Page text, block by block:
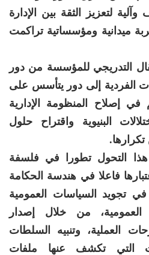
لتعزيز الثقة بين الإدارة
ميدانية ومؤسساتية تراكمت
التدريجي للمؤسسة من دور
الفردية إلى دور يتأسس على
في إصلاح المنظومة الإدارية
البنيوية واقتراح حلول
التحول تطورا في فلسفة
فاعلا في هندسة الحكامة
في تجويد السياسات العمومية
من خلال إصدار
العملية، وتنبيه السلطات
التي تكشف عنها ملفات